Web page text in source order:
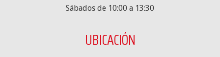
Sábados de 10:00 a 13:30
UBICACIÓN